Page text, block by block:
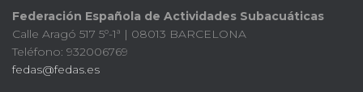
Federación Española de Actividades Subacuáticas
Calle Aragó 517 5º-1ª | 08013 BARCELONA
Teléfono: 932006769
fedas@fedas.es